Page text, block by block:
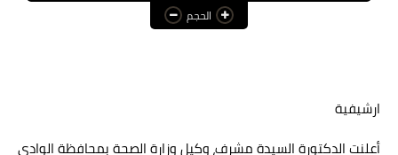
عالم المرأةالحجم
ارشيفية
أعلنت الدكتورة السيدة مشرف، وكيل وزارة الصحة بمحافظة الوادي